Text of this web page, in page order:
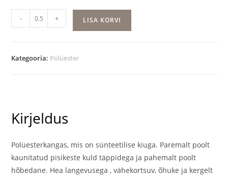
Plisseeritud
hõbe
- + LISA KORVI
Kategooria: Polüester
Kirjeldus
Polüesterkangas, mis on sünteetilise kiuga. Paremalt poolt
kaunitatud pisikeste kuld täppidega ja pahemalt poolt
hõbedane. Hea langevusega , vähekortsuv, õhuke ja kergelt